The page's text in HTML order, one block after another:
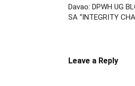
Davao: DPWH UG
SA “INTEGRITY
Leave a Reply